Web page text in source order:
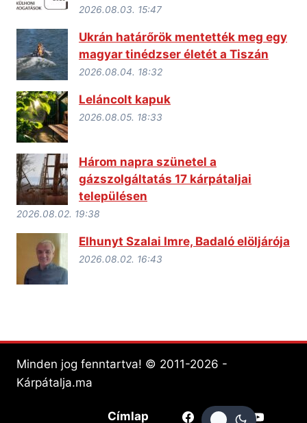
2026.08.03. 15:47
Ukrán határőrök mentették meg egy
magyar tinédzser életét a Tiszán
2026.08.04. 18:32
Leláncolt kapuk
2026.08.05. 18:33
Három napra szünetel a
gázszolgáltatás 17 kárpátaljai
településen
2026.08.02. 19:38
Elhunyt Szalai Imre, Badaló elöljárója
2026.08.02. 16:43
Minden jog fenntartva! © 2011-2026 -
Kárpátalja.ma
Címlap